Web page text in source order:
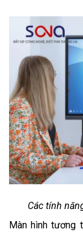
Các tính
Màn hình tương